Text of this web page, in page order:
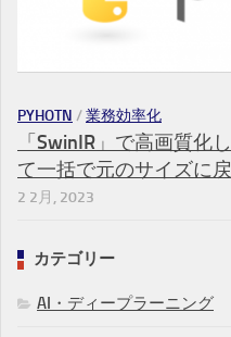
PYHOTN /業務効率化
「SwinIR」で高画質化
て一括で元のサイズに
2 2月, 2023
カテゴリー
AI・ディープラーニング